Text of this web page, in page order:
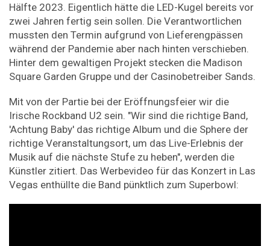
Hälfte 2023. Eigentlich hätte die LED-Kugel bereits vor
zwei Jahren fertig sein sollen. Die Verantwortlichen
mussten den Termin aufgrund von Lieferengpässen
während der Pandemie aber nach hinten verschieben.
Hinter dem gewaltigen Projekt stecken die Madison
Square Garden Gruppe und der Casinobetreiber Sands.
Mit von der Partie bei der Eröffnungsfeier wir die
Irische Rockband U2 sein. "Wir sind die richtige Band,
'Achtung Baby' das richtige Album und die Sphere der
richtige Veranstaltungsort, um das Live-Erlebnis der
Musik auf die nächste Stufe zu heben", werden die
Künstler zitiert. Das Werbevideo für das Konzert in Las
Vegas enthüllte die Band pünktlich zum Superbowl: